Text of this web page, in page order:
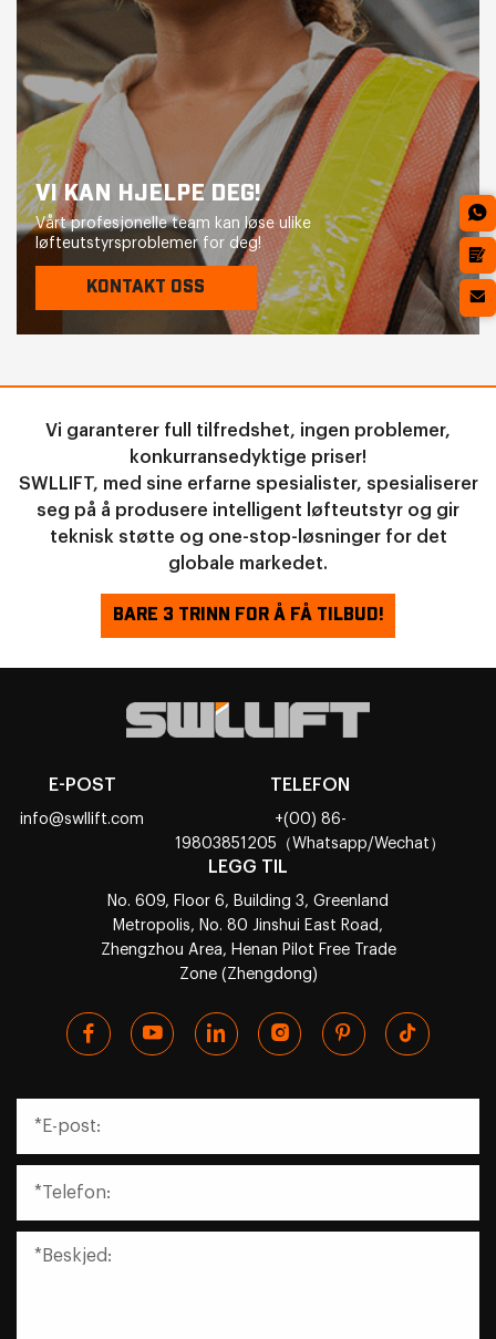
VI KAN HJELPE DEG!
Vårt profesjonelle team kan løse ulike
løfteutstyrsproblemer for deg!
KONTAKT OSS
Vi garanterer full tilfredshet, ingen problemer,
konkurransedyktige priser!
SWLLIFT, med sine erfarne spesialister, spesialiserer
seg på å produsere intelligent løfteutstyr og gir
teknisk støtte og one-stop-løsninger for det
globale markedet.
BARE 3 TRINN FOR Å FÅ TILBUD!
E-POST
info@swllift.com
TELEFON
+(00) 86-
19803851205（Whatsapp/Wechat）
LEGG TIL
No. 609, Floor 6, Building 3, Greenland
Metropolis, No. 80 Jinshui East Road,
Zhengzhou Area, Henan Pilot Free Trade
Zone (Zhengdong)